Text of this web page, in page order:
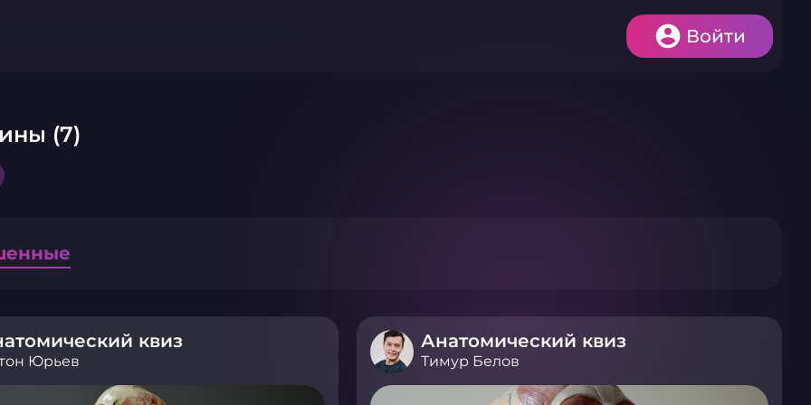
Войти
(7)
квиз
Юрьев
Анатомический квиз
Тимур Белов